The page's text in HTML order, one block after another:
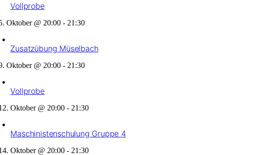
Vollprobe
Oktober @ 20:00 - 21:30
Zusatzübung Müselbach
Oktober @ 20:00 - 21:30
Vollprobe
Oktober @ 20:00 - 21:30
Maschinistenschulung Gruppe 4
Oktober @ 20:00 - 21:30